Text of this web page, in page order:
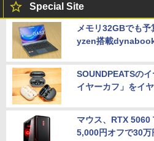
Special Site
メモリ32GBでも
yzen搭載
SOUNDPEATSの
イヤーカフ」をイ
マウス、RTX 5060
5,000円オフで30万